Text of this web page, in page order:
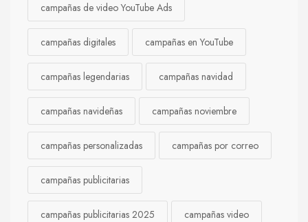
campañas de video YouTube Ads
campañas digitales campañas en YouTube
campañas legendarias campañas navidad
campañas navideñas campañas noviembre
campañas personalizadas campañas por correo
campañas publicitarias
campañas publicitarias 2025 campañas video